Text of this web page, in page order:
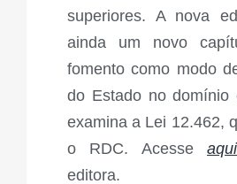
superiores. A nova
ainda um novo
fomento como modo
do Estado no domínio
examina a Lei 12.462,
o RDC. Acesse aqui
editora.